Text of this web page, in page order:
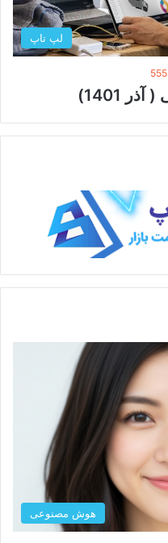
لپ تاپ
555
1401)
هوش مصنوعی